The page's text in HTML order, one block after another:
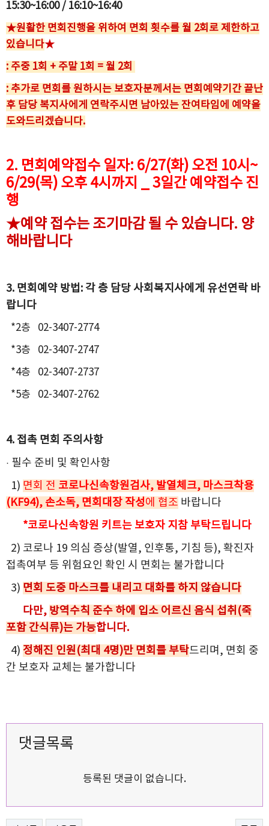
15:30~16:00 / 16:10~16:40
★원활한 면회진행을 위하여 면회 횟수를 월 2회로 제한하고
있습니다★
: 주중 1회 + 주말 1회 = 월 2회
: 추가로 면회를 원하시는 보호자분께서는 면회예약기간 끝난
후 담당 복지사에게 연락주시면 남아있는 잔여타임에 예약을
도와드리겠습니다.
2. 면회예약접수 일자: 6/27(화) 오전 10시~
6/29(목) 오후 4시까지 _ 3일간 예약접수 진
행
★예약 접수는 조기마감 될 수 있습니다. 양
해바랍니다
3. 면회예약 방법: 각 층 담당 사회복지사에게 유선연락 바
랍니다
*2층 02-3407-2774
*3층 02-3407-2747
*4층 02-3407-2737
*5층 02-3407-2762
4. 접촉 면회 주의사항
· 필수 준비 및 확인사항
1) 면회 전 코로나신속항원검사, 발열체크, 마스크착용
(KF94), 손소독, 면회대장 작성에 협조 바랍니다
*코로나신속항원 키트는 보호자 지참 부탁드립니다
2) 코로나 19 의심 증상(발열, 인후통, 기침 등), 확진자
접촉여부 등 위험요인 확인 시 면회는 불가합니다
3) 면회 도중 마스크를 내리고 대화를 하지 않습니다
다만, 방역수칙 준수 하에 입소 어르신 음식 섭취(죽
포함 간식류)는 가능합니다.
4) 정해진 인원(최대 4명)만 면회를 부탁드리며, 면회 중
간 보호자 교체는 불가합니다
댓글목록
등록된 댓글이 없습니다.